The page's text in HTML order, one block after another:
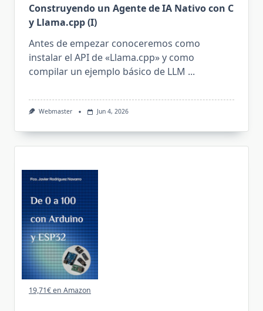
Construyendo un Agente de IA Nativo con C
y Llama.cpp (I)
Antes de empezar conoceremos como
instalar el API de «Llama.cpp» y como
compilar un ejemplo básico de LLM ...
Webmaster Jun 4, 2026
19,71€ en Amazon